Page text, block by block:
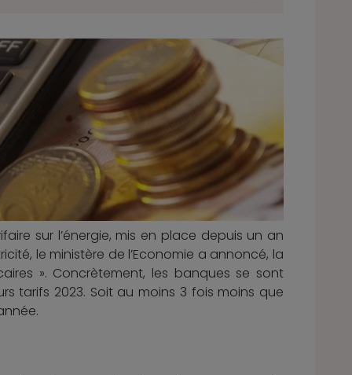
sur l’énergie, mis en place depuis un an
le ministère de l’Economie a annoncé, la
». Concrètement, les banques se sont
tarifs 2023. Soit au moins 3 fois moins que